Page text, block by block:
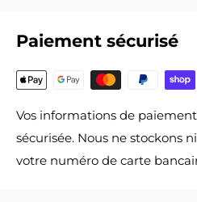
Paiement sécurisé
Vos informations de
sécurisée. Nous ne stockons
votre numéro de carte